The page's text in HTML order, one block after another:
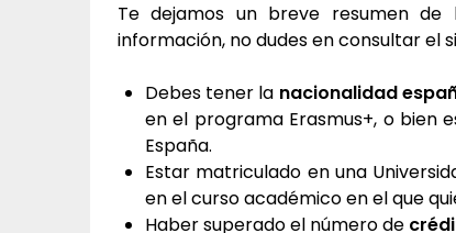
Te dejamos un breve resumen
información, no dudes en consultar el
Debes tener la nacionalidad
en el programa Erasmus+, o bien
España.
Estar matriculado en una
en el curso académico en el que
Haber superado el número de